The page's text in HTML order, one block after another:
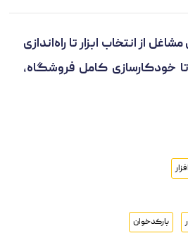
از انتخاب ابزار تا راه‌اندازی
خودکارسازی کامل فروشگاه،
بارکدخوان